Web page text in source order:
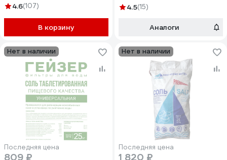
4.6(107)
В корзину
4.5(15)
Аналоги
Нет в наличии
Последняя цена
809 ₽
Нет в наличии
Последняя цена
1 820 ₽